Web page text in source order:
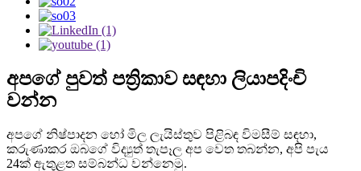
අපගේ පුවත් පත්‍රිකාව සඳහා ලියාපදිංචි
වන්න
අපගේ නිෂ්පාදන හෝ මිල ලැයිස්තුව පිළිබඳ විමසීම් සඳහා,
කරුණාකර ඔබගේ විද්‍යුත් තැපෑල අප වෙත තබන්න, අපි පැය
24ක් ඇතුළත සම්බන්ධ වන්නෙමු.